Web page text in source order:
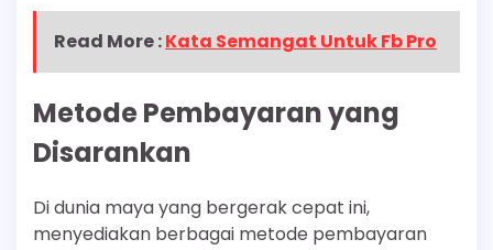
Read More :Kata Semangat Untuk Fb Pro
Metode Pembayaran yang
Disarankan
Di dunia maya yang bergerak cepat ini,
menyediakan berbagai metode pembayaran